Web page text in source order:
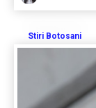
Stiri Botosani